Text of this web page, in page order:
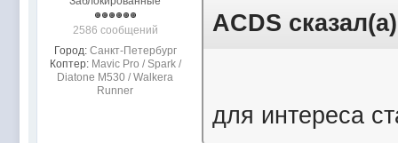
2586 сообщений
Город: Санкт-Петербург
Коптер: Mavic Pro / Spark /
Diatone M530 / Walkera
Runner
ACDS сказал(а)
для интереса